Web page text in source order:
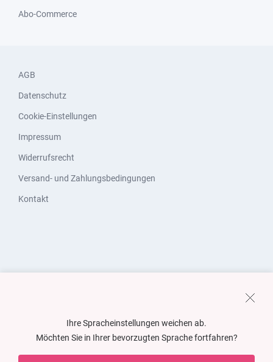
Abo-Commerce
AGB
Datenschutz
Cookie-Einstellungen
Impressum
Widerrufsrecht
Versand- und Zahlungsbedingungen
Kontakt
Ihre Spracheinstellungen weichen ab.
Möchten Sie in Ihrer bevorzugten Sprache fortfahren?